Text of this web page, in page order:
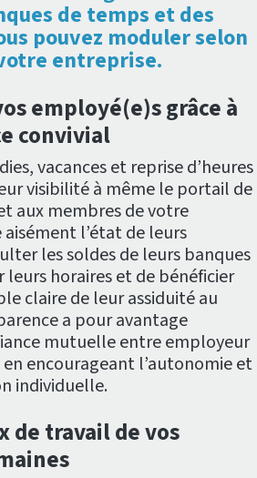
de temps et des
pouvez moduler selon
entreprise.
employé(e)s grâce à
convivial
vacances et reprise d’heures
visibilité à même le portail de
aux membres de votre
l’état de leurs
les soldes de leurs banques
leurs horaires et de bénéficier
claire de leur assiduité au
a pour avantage
mutuelle entre employeur
encourageant l’autonomie et
individuelle.
de travail de vos